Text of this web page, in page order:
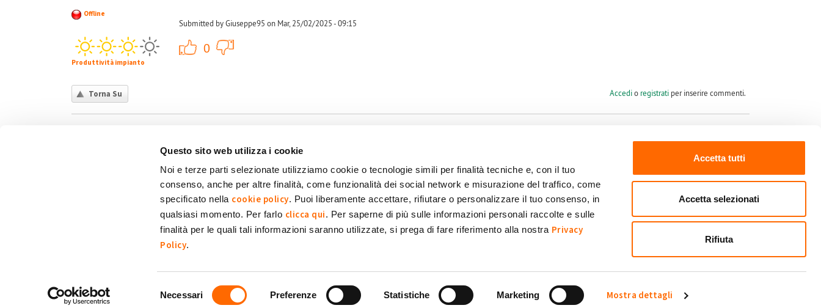
Questo sito web utilizza i cookie
Noi e terze parti selezionate utilizziamo cookie o tecnologie simili per finalità tecniche e, con il tuo
consenso, anche per altre finalità, come funzionalità dei social network e misurazione del traffico, come
specificato nella cookie policy. Puoi liberamente accettare, rifiutare o personalizzare il tuo consenso, in
qualsiasi momento. Per farlo clicca qui. Per saperne di più sulle informazioni personali raccolte e sulle
finalità per le quali tali informazioni saranno utilizzate, si prega di fare riferimento alla nostra Privacy
Policy.
Necessari Preferenze Statistiche Marketing Mostra dettagli
Accetta tutti
Accetta selezionati
Rifiuta
Offline
Produttività impianto
Submitted by Giuseppe95 on Mar, 25/02/2025 - 09:15
0
Torna Su Accedio registratiper inserire commenti.
Contatti Privacy policy Cookie Dichiarazione di accessibilità POR FESR 2014-2020
My Solar Family è un marchio di Eni Plenitude SpA Società Benefit
Via Giovanni Lorenzini, 4
Tutti i diritti sono riservati.
POWERED BY: